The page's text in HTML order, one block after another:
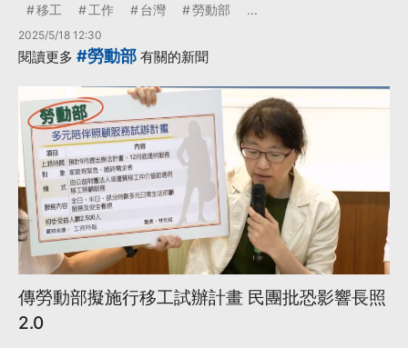
移工 工作 台灣 勞動部 ...
2025/5/18 12:30
閱讀更多 #勞動部 有關的新聞
傳勞動部擬施行移工試辦計畫 民團批恐影響長照
2.0